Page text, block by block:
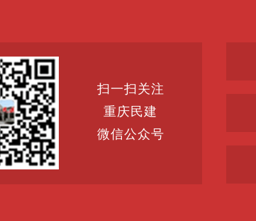
扫一扫关注
重庆民建
微信公众号